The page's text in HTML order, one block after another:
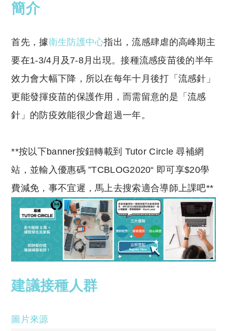
簡介
首先，據衛生防護中心指出，流感肆虐的高峰期主
要在1-3/4月及7-8月出現。接種流感疫苗後的半年
效力會大幅下降，所以在每年十月後打「流感針」
更能發揮疫苗的保護作用，而需留意的是「流感
針」的防疫效能很少會超過一年。
**按以下banner按鈕轉載到 Tutor Circle 尋補網
站，並輸入優惠碼 ”TCBLOG2020“ 即可享$20學
費減免，事不宜遲，馬上去搜索適合導師上課吧**
建議接種人群
圖片來源